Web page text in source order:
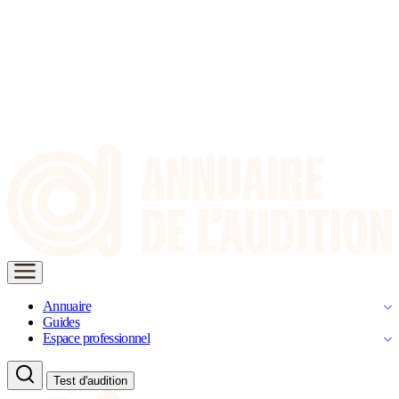
Annuaire
Guides
Espace professionnel
Test d'audition